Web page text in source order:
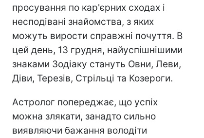
просування по кар'єрних сходах і
несподівані знайомства, з яких
можуть вирости справжні почуття. В
цей день, 13 грудня, найуспішнішими
знаками Зодіаку стануть Овни, Леви,
Діви, Терезів, Стрільці та Козероги.
Астролог попереджає, що успіх
можна злякати, занадто сильно
виявляючи бажання володіти